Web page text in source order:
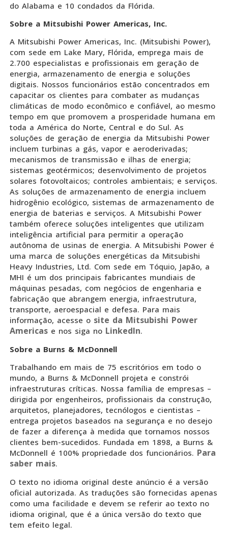
do Alabama e 10 condados da Flórida.
Sobre a Mitsubishi Power Americas, Inc.
A Mitsubishi Power Americas, Inc. (Mitsubishi Power),
com sede em Lake Mary, Flórida, emprega mais de
2.700 especialistas e profissionais em geração de
energia, armazenamento de energia e soluções
digitais. Nossos funcionários estão concentrados em
capacitar os clientes para combater as mudanças
climáticas de modo econômico e confiável, ao mesmo
tempo em que promovem a prosperidade humana em
toda a América do Norte, Central e do Sul. As
soluções de geração de energia da Mitsubishi Power
incluem turbinas a gás, vapor e aeroderivadas;
mecanismos de transmissão e ilhas de energia;
sistemas geotérmicos; desenvolvimento de projetos
solares fotovoltaicos; controles ambientais; e serviços.
As soluções de armazenamento de energia incluem
hidrogênio ecológico, sistemas de armazenamento de
energia de baterias e serviços. A Mitsubishi Power
também oferece soluções inteligentes que utilizam
inteligência artificial para permitir a operação
autônoma de usinas de energia. A Mitsubishi Power é
uma marca de soluções energéticas da Mitsubishi
Heavy Industries, Ltd. Com sede em Tóquio, Japão, a
MHI é um dos principais fabricantes mundiais de
máquinas pesadas, com negócios de engenharia e
fabricação que abrangem energia, infraestrutura,
transporte, aeroespacial e defesa. Para mais
informação, acesse o site da Mitsubishi Power
Americas e nos siga no LinkedIn.
Sobre a Burns & McDonnell
Trabalhando em mais de 75 escritórios em todo o
mundo, a Burns & McDonnell projeta e constrói
infraestruturas críticas. Nossa família de empresas –
dirigida por engenheiros, profissionais da construção,
arquitetos, planejadores, tecnólogos e cientistas –
entrega projetos baseados na segurança e no desejo
de fazer a diferença à medida que tornamos nossos
clientes bem-sucedidos. Fundada em 1898, a Burns &
McDonnell é 100% propriedade dos funcionários. Para
saber mais.
O texto no idioma original deste anúncio é a versão
oficial autorizada. As traduções são fornecidas apenas
como uma facilidade e devem se referir ao texto no
idioma original, que é a única versão do texto que
tem efeito legal.